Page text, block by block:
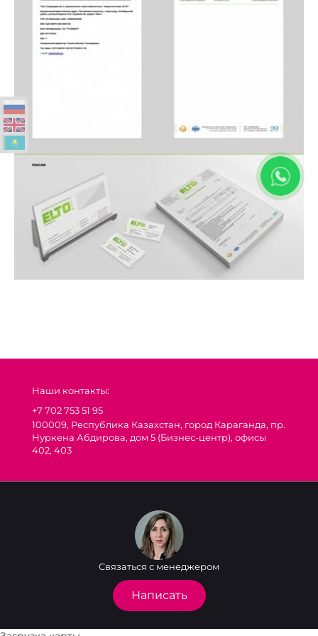
Наши контакты:
+7 702 753 51 95
100009, Республика Казахстан, город Караганда, пр.
Нуркена Абдирова, дом 5 (Бизнес-центр), офисы
402, 403
Связаться с менеджером
Написать